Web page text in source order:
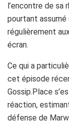
l’encontre de sa
pourtant
régulièrement
écran.
Ce qui a
cet épisode
Gossip.Place
réaction,
défense de